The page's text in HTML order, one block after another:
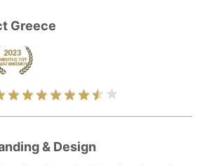
Greece
& Design